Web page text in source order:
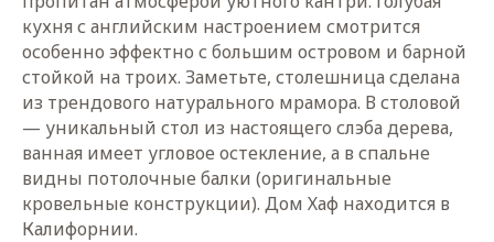
кухня с английским настроением смотрится
особенно эффектно с большим островом и барной
стойкой на троих. Заметьте, столешница сделана
из трендового натурального мрамора. В столовой
— уникальный стол из настоящего слэба дерева,
ванная имеет угловое остекление, а в спальне
видны потолочные балки (оригинальные
кровельные конструкции). Дом Хаф находится в
Калифорнии.